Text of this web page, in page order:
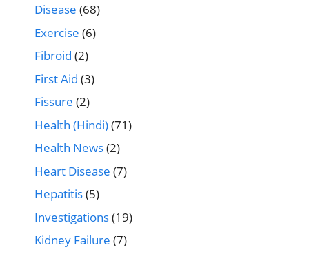
Disease (68)
Exercise (6)
Fibroid (2)
First Aid (3)
Fissure (2)
Health (Hindi)(71)
Health News(2)
Heart Disease (7)
Hepatitis(5)
Investigations(19)
Kidney Failure (7)